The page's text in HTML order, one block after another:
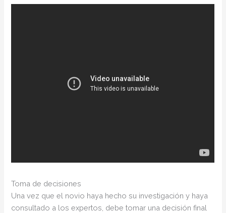
Toma de decisiones
Una vez que el novio haya hecho su investigación y haya
consultado a los expertos, debe tomar una decisión final